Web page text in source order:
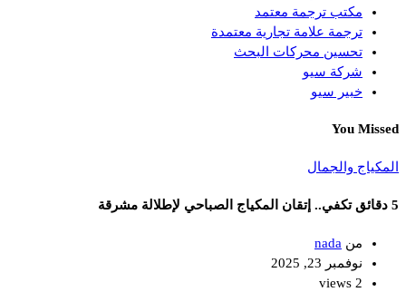
مكتب ترجمة معتمد
ترجمة علامة تجارية معتمدة
تحسين محركات البحث
شركة سيو
خبير سيو
You Missed
المكياج والجمال
5 دقائق تكفي.. إتقان المكياج الصباحي لإطلالة مشرقة
من nada
نوفمبر 23, 2025
2 views